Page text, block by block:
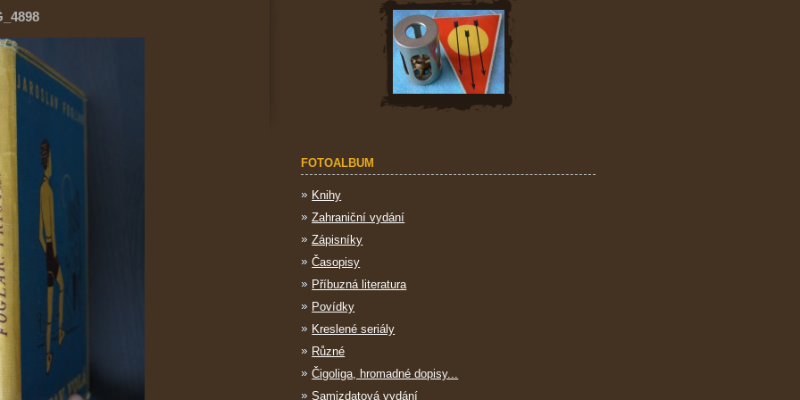
FOTOALBUM
Knihy
Zahraniční vydání
Zápisníky
Časopisy
Příbuzná literatura
Povídky
Kreslené seriály
Různé
Čigoliga, hromadné dopisy...
Samizdatová vydání